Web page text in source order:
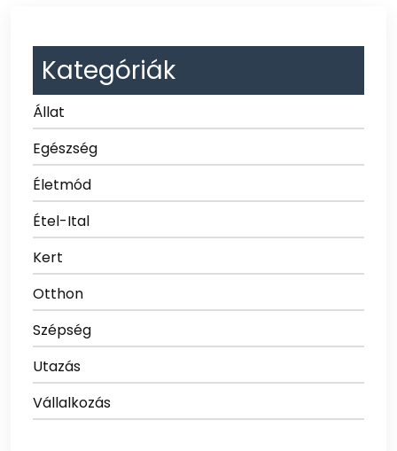
Kategóriák
Állat
Egészség
Életmód
Étel-Ital
Kert
Otthon
Szépség
Utazás
Vállalkozás